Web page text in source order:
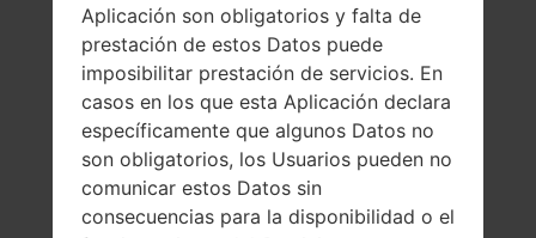
Aplicación son obligatorios y falta de
prestación de estos Datos puede
imposibilitar prestación de servicios. En
casos en los que esta Aplicación declara
específicamente que algunos Datos no
son obligatorios, los Usuarios pueden no
comunicar estos Datos sin
consecuencias para la disponibilidad o el